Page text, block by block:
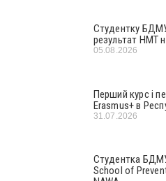
Студентку
результат НМТ
05.08.2026
Перший курс і
Erasmus+ в
31.07.2026
Студентка
School of